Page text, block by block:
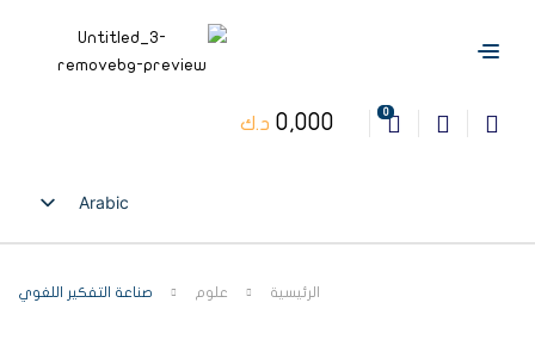
0
0,000 د.ك
Arabic
English
الرئيسية علوم صناعة التفكير اللغوي